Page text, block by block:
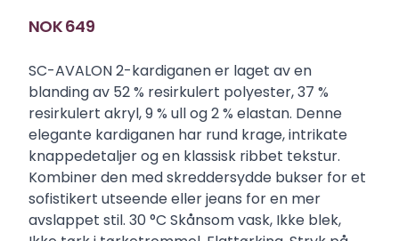
Produktdetaljer
NOK 649
Description
SC-AVALON 2-kardiganen er laget av en
blanding av 52 % resirkulert polyester, 37 %
resirkulert akryl, 9 % ull og 2 % elastan. Denne
elegante kardiganen har rund krage, intrikate
knappedetaljer og en klassisk ribbet tekstur.
Kombiner den med skreddersydde bukser for et
sofistikert utseende eller jeans for en mer
avslappet stil. 30 °C Skånsom vask, Ikke blek,